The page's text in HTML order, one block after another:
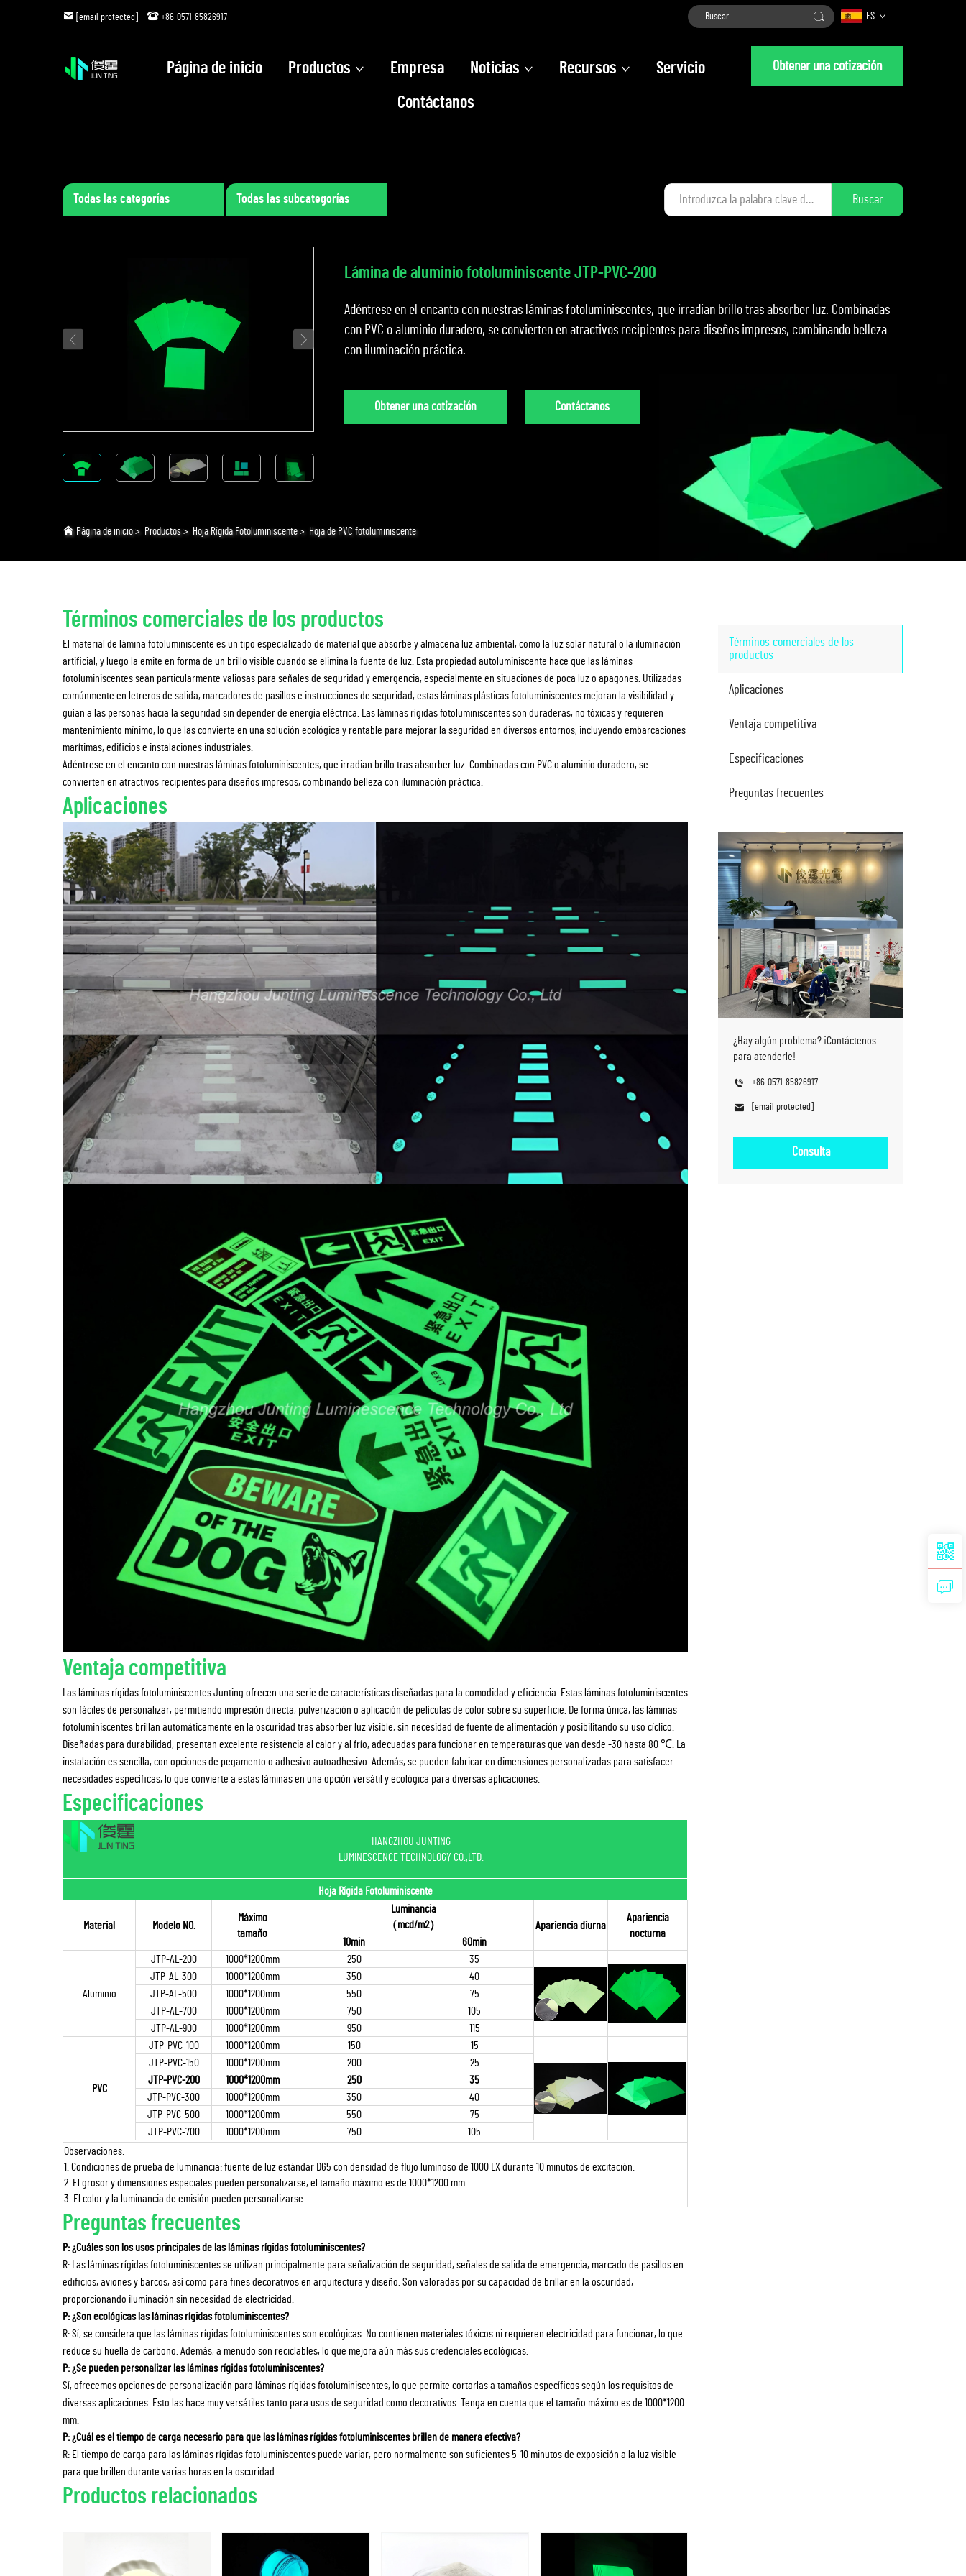
[email protected] +86-0571-85826917 ES
Página de inicio Productos Empresa Noticias Recursos
Servicio
Contáctanos
Obtener una cotización
Todas las categorías Todas las subcategorías Buscar
Lámina de aluminio fotoluminiscente JTP-PVC-200
Adéntrese en el encanto con nuestras láminas fotoluminiscentes, que irradian brillo tras absorber luz. Combinadas
con PVC o aluminio duradero, se convierten en atractivos recipientes para diseños impresos, combinando belleza
con iluminación práctica.
Obtener una cotización Contáctanos
Página de inicio> Productos > Hoja Rígida Fotoluminiscente> Hoja de PVC fotoluminiscente
Términos comerciales de los
productos
Aplicaciones
Ventaja competitiva
Especificaciones
Preguntas frecuentes
¿Hay algún problema? ¡Contáctenos
para atenderle!
+86-0571-85826917
[email protected]
Consulta
Términos comerciales de los productos
El material de lámina fotoluminiscente es un tipo especializado de material que absorbe y almacena luz ambiental, como la luz solar natural o la iluminación
artificial, y luego la emite en forma de un brillo visible cuando se elimina la fuente de luz. Esta propiedad autoluminiscente hace que las láminas
fotoluminiscentes sean particularmente valiosas para señales de seguridad y emergencia, especialmente en situaciones de poca luz o apagones. Utilizadas
comúnmente en letreros de salida, marcadores de pasillos e instrucciones de seguridad, estas láminas plásticas fotoluminiscentes mejoran la visibilidad y
guían a las personas hacia la seguridad sin depender de energía eléctrica. Las láminas rígidas fotoluminiscentes son duraderas, no tóxicas y requieren
mantenimiento mínimo, lo que las convierte en una solución ecológica y rentable para mejorar la seguridad en diversos entornos, incluyendo embarcaciones
marítimas, edificios e instalaciones industriales.
Adéntrese en el encanto con nuestras láminas fotoluminiscentes, que irradian brillo tras absorber luz. Combinadas con PVC o aluminio duradero, se
convierten en atractivos recipientes para diseños impresos, combinando belleza con iluminación práctica.
Aplicaciones
Ventaja competitiva
Las láminas rígidas fotoluminiscentes Junting ofrecen una serie de características diseñadas para la comodidad y eficiencia. Estas láminas fotoluminiscentes
son fáciles de personalizar, permitiendo impresión directa, pulverización o aplicación de películas de color sobre su superficie. De forma única, las láminas
fotoluminiscentes brillan automáticamente en la oscuridad tras absorber luz visible, sin necesidad de fuente de alimentación y posibilitando su uso cíclico.
Diseñadas para durabilidad, presentan excelente resistencia al calor y al frío, adecuadas para funcionar en temperaturas que van desde -30 hasta 80 ℃. La
instalación es sencilla, con opciones de pegamento o adhesivo autoadhesivo. Además, se pueden fabricar en dimensiones personalizadas para satisfacer
necesidades específicas, lo que convierte a estas láminas en una opción versátil y ecológica para diversas aplicaciones.
Especificaciones
HANGZHOU JUNTING
LUMINESCENCE TECHNOLOGY CO.,LTD.
Hoja Rígida Fotoluminiscente
Material Modelo NO.
Máximo
tamaño
Luminancia
（mcd/m2）
Apariencia diurna
Apariencia
nocturna
10min 60min
Aluminio
JTP-AL-200 1000*1200mm 250
35
JTP-AL-300
1000*1200mm 350
40
JTP-AL-500
1000*1200mm 550
75
JTP-AL-700
1000*1200mm 750
105
JTP-AL-900
1000*1200mm 950 115
PVC
JTP-PVC-100 1000*1200mm 150
15
JTP-PVC-150
1000*1200mm 200
25
JTP-PVC-200
1000*1200mm 250
35
JTP-PVC-300
1000*1200mm 350
40
JTP-PVC-500
1000*1200mm 550
75
JTP-PVC-700
1000*1200mm 750
105
Observaciones:
1. Condiciones de prueba de luminancia: fuente de luz estándar D65 con densidad de flujo luminoso de 1000 LX durante 10 minutos de excitación.
2. El grosor y dimensiones especiales pueden personalizarse, el tamaño máximo es de 1000*1200 mm.
3. El color y la luminancia de emisión pueden personalizarse.
Preguntas frecuentes
P: ¿Cuáles son los usos principales de las láminas rígidas fotoluminiscentes?
R: Las láminas rígidas fotoluminiscentes se utilizan principalmente para señalización de seguridad, señales de salida de emergencia, marcado de pasillos en
edificios, aviones y barcos, así como para fines decorativos en arquitectura y diseño. Son valoradas por su capacidad de brillar en la oscuridad,
proporcionando iluminación sin necesidad de electricidad.
P: ¿Son ecológicas las láminas rígidas fotoluminiscentes?
R: Sí, se considera que las láminas rígidas fotoluminiscentes son ecológicas. No contienen materiales tóxicos ni requieren electricidad para funcionar, lo que
reduce su huella de carbono. Además, a menudo son reciclables, lo que mejora aún más sus credenciales ecológicas.
P: ¿Se pueden personalizar las láminas rígidas fotoluminiscentes?
Sí, ofrecemos opciones de personalización para láminas rígidas fotoluminiscentes, lo que permite cortarlas a tamaños específicos según los requisitos de
diversas aplicaciones. Esto las hace muy versátiles tanto para usos de seguridad como decorativos. Tenga en cuenta que el tamaño máximo es de 1000*1200
mm.
P: ¿Cuál es el tiempo de carga necesario para que las láminas rígidas fotoluminiscentes brillen de manera efectiva?
R: El tiempo de carga para las láminas rígidas fotoluminiscentes puede variar, pero normalmente son suficientes 5-10 minutos de exposición a la luz visible
para que brillen durante varias horas en la oscuridad.
Productos relacionados